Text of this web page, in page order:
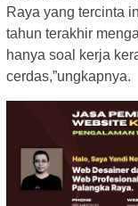
Raya yang tercinta
tahun terakhir
hanya soal kerja
cerdas,”ungkapnya.